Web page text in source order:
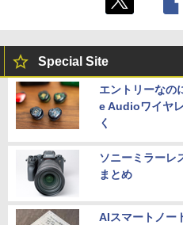
Special Site
エントリーなの
e Audioワイヤ
く
ソニーミラーレ
まとめ
AIスマートノー